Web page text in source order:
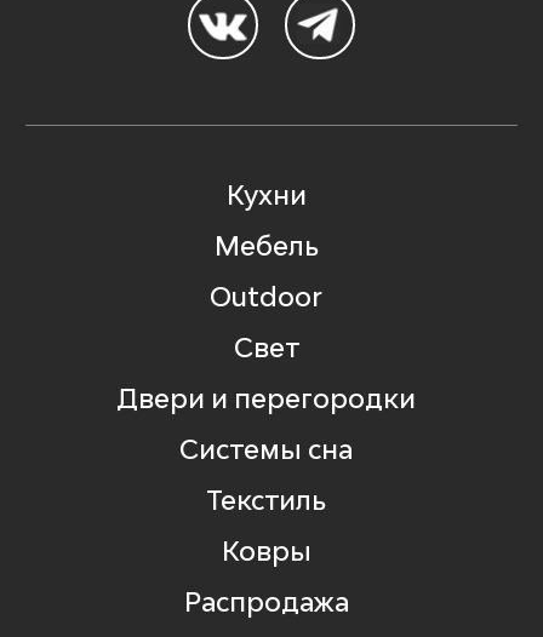
Кухни
Мебель
Outdoor
Свет
Двери и перегородки
Системы сна
Текстиль
Ковры
Распродажа